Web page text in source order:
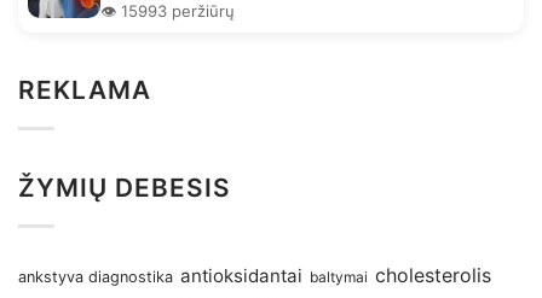
👁️ 15993 peržiūrų
REKLAMA
ŽYMIŲ DEBESIS
ankstyva diagnostika antioksidantai baltymai cholesterolis